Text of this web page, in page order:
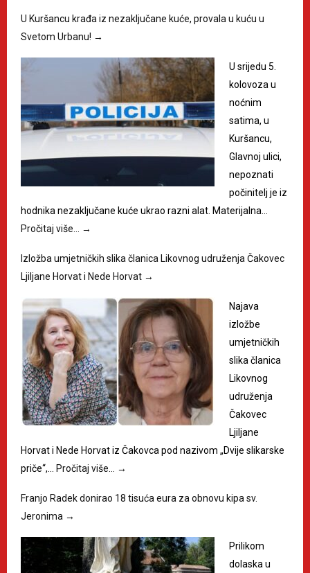
U Kuršancu krađa iz nezaključane kuće, provala u kuću u
Svetom Urbanu! →
U srijedu 5.
kolovoza u
noćnim
satima, u
Kuršancu,
Glavnoj ulici,
nepoznati
počinitelj je iz
hodnika nezaključane kuće ukrao razni alat. Materijalna…
Pročitaj više…
→
Izložba umjetničkih slika članica Likovnog udruženja Čakovec
Ljiljane Horvat i Nede Horvat →
Najava
izložbe
umjetničkih
slika članica
Likovnog
udruženja
Čakovec
Ljiljane
Horvat i Nede Horvat iz Čakovca pod nazivom „Dvije slikarske
priče“,… Pročitaj više… →
Franjo Radek donirao 18 tisuća eura za obnovu kipa sv.
Jeronima →
Prilikom
dolaska u